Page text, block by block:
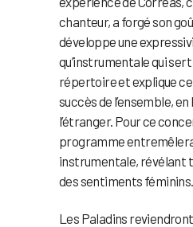
chanteur, a forgé son
développe une
qu’instrumentale qui
répertoire et explique
succès de l’ensemble,
l’étranger. Pour ce
programme
instrumentale, révélant
des sentiments féminins.
Les Paladins